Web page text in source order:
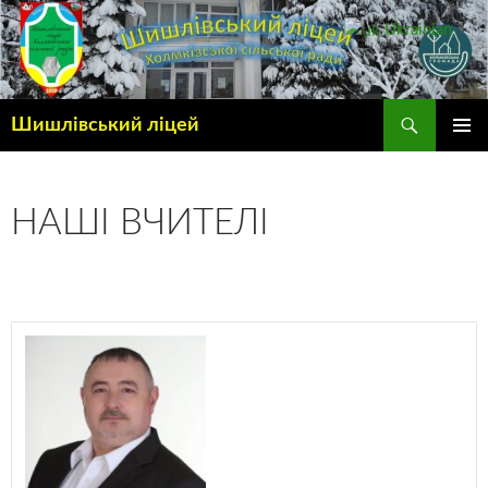
Шишлівський ліцей
НАШІ ВЧИТЕЛІ
Ukrainian ▼